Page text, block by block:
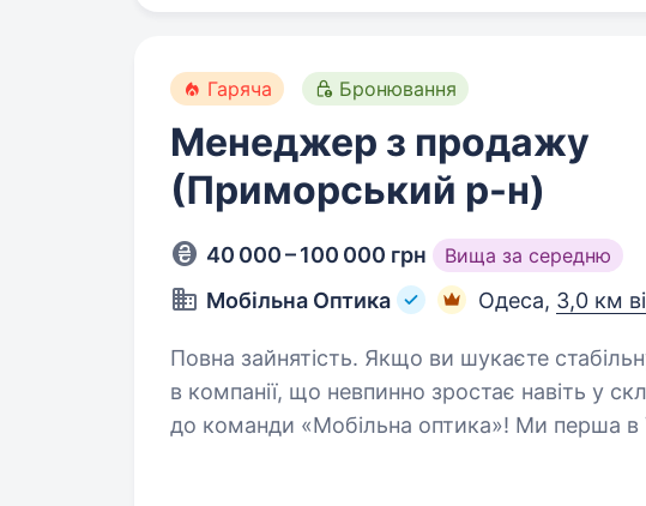
Гаряча Бронювання
Менеджер з продажу
(Приморський р-н)
40 000 – 100 000 грн Вища за середню
Мобільна Оптика Одеса, 3,0 км
Повна зайнятість. Якщо ви шукаєте стабільну та перспективну роботу
в компанії, що невпинно зростає навіть у
до команди «Мобільна оптика»! Ми перша в